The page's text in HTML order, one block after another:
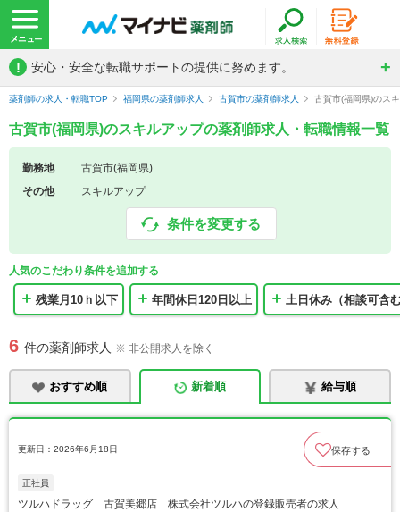
! 安心・安全な転職サポートの提供に努めます。
薬剤師の求人・転職TOP 福岡県の薬剤師求人 古賀市の薬剤師求人 古賀市(福岡県)のス
古賀市(福岡県)のスキルアップの薬剤師求人・転職情報一覧
勤務地
古賀市(福岡県)
その他
スキルアップ
条件を変更する
人気のこだわり条件を追加する
残業月10ｈ以下 年間休日120日以上 土日休み（相談可含
6 件の薬剤師求人 ※ 非公開求人を除く
おすすめ順 新着順 給与順
更新日：2026年6月18日 保存する
正社員
ツルハドラッグ 古賀美郷店 株式会社ツルハの登録販売者の求人